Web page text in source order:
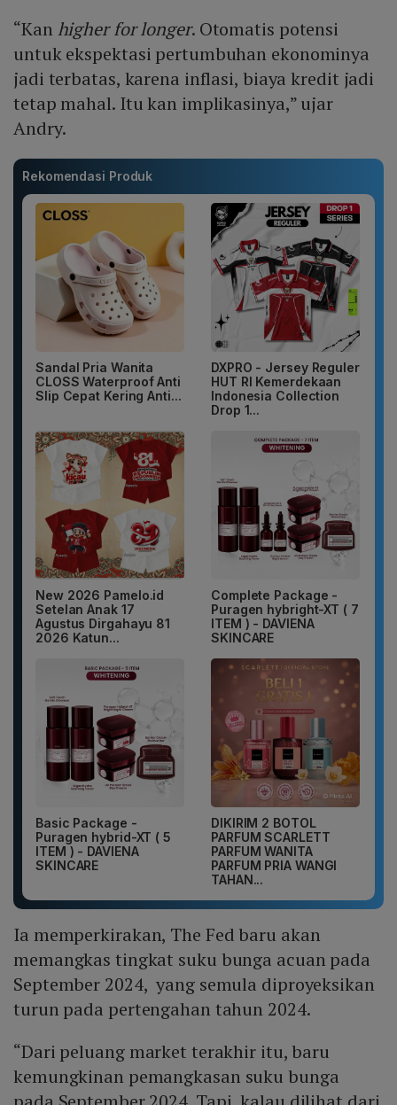
“Kan higher for longer. Otomatis potensi
untuk ekspektasi pertumbuhan ekonominya
jadi terbatas, karena inflasi, biaya kredit jadi
tetap mahal. Itu kan implikasinya,” ujar
Andry.
Rekomendasi Produk
Sandal Pria Wanita
CLOSS Waterproof Anti
Slip Cepat Kering Anti...
DXPRO - Jersey Reguler
HUT RI Kemerdekaan
Indonesia Collection
Drop 1...
New 2026 Pamelo.id
Setelan Anak 17
Agustus Dirgahayu 81
2026 Katun...
Complete Package -
Puragen hybright-XT ( 7
ITEM ) - DAVIENA
SKINCARE
Basic Package -
Puragen hybrid-XT ( 5
ITEM ) - DAVIENA
SKINCARE
DIKIRIM 2 BOTOL
PARFUM SCARLETT
PARFUM WANITA
PARFUM PRIA WANGI
TAHAN...
Ia memperkirakan, The Fed baru akan
memangkas tingkat suku bunga acuan pada
September 2024, yang semula diproyeksikan
turun pada pertengahan tahun 2024.
“Dari peluang market terakhir itu, baru
kemungkinan pemangkasan suku bunga